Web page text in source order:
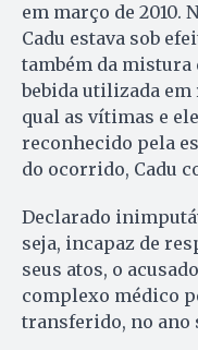
em março de 2010.
Cadu estava sob
também da mistura
bebida utilizada em
qual as vítimas e
reconhecido pela
do ocorrido, Cadu
Declarado
seja, incapaz de
seus atos, o
complexo médico
transferido, no ano